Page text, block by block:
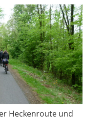
Heckenroute und